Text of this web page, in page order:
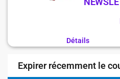
Détails
Expirer récemment le